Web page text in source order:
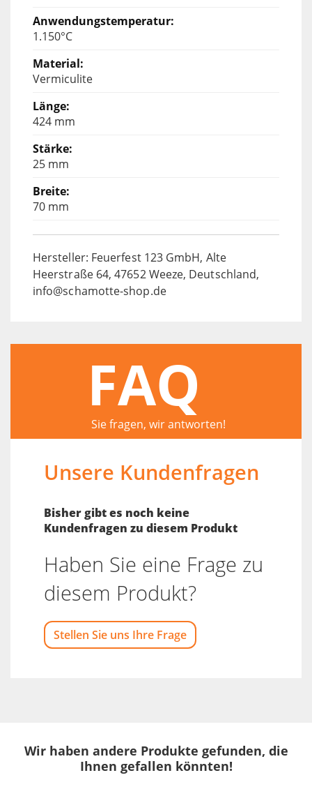
1.150°C
Vermiculite
424 mm
25 mm
70 mm
Hersteller: Feuerfest 123 GmbH, Alte
Heerstraße 64, 47652 Weeze, Deutschland,
info@schamotte-shop.de
FAQ
Sie fragen, wir antworten!
Unsere Kundenfragen
Bisher gibt es noch keine
Kundenfragen zu diesem Produkt
Haben Sie eine Frage zu
diesem Produkt?
Stellen Sie uns Ihre Frage
Wir haben andere Produkte gefunden, die
Ihnen gefallen könnten!